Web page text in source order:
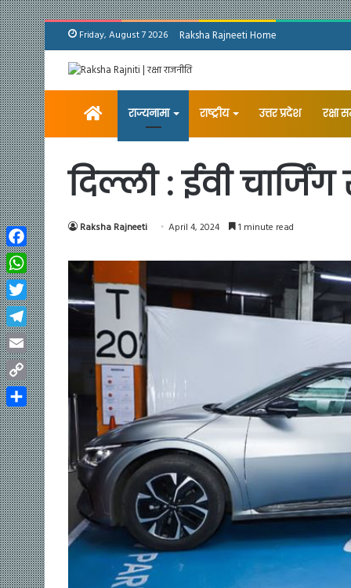
Friday, August 7 2026 Raksha Rajneeti Home
Homeराज्यनामा राष्ट्रीय उत्तर प्रदेश रक्षा
दिल्ली : ईवी
Raksha Rajneeti April 4, 2024 1 minute read
Facebook
WhatsApp
Twitter
Telegram
Email
Copy
Link
Share